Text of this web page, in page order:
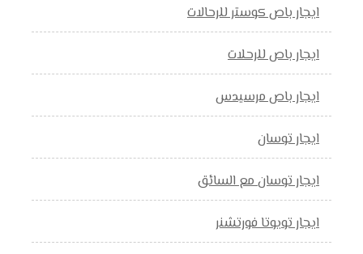
ايجار باص كوستر للرحالات
ايجار باص للرحلات
ايجار باص مرسيدس
ايجار توسان
ايجار توسان مع السائق
ايجار تويوتا فورتشنر